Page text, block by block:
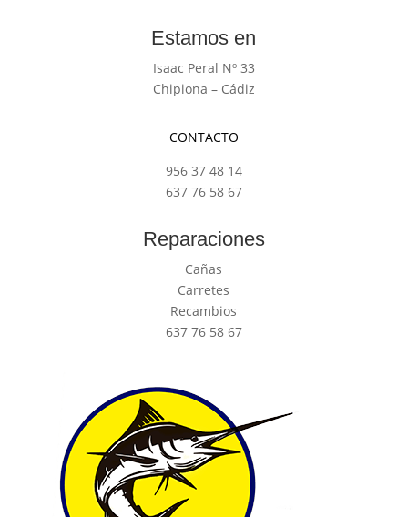
Estamos en
Isaac Peral Nº 33
Chipiona – Cádiz
CONTACTO
956 37 48 14
637 76 58 67
Reparaciones
Cañas
Carretes
Recambios
637 76 58 67